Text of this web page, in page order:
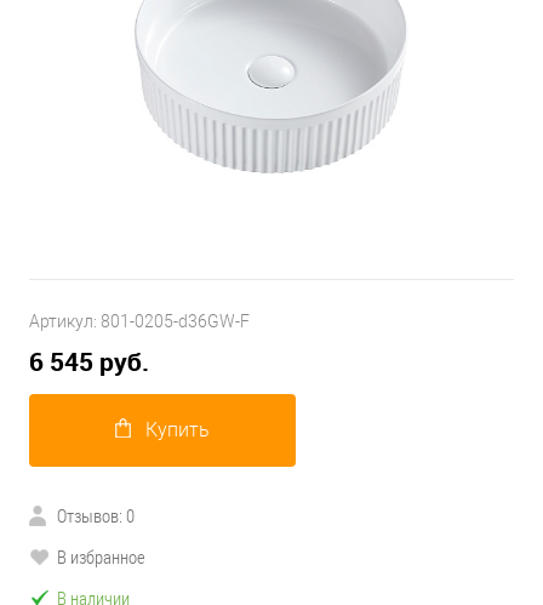
Артикул: 801-0205-d36GW-F
6 545 руб.
Купить
Отзывов: 0
В избранное
В наличии